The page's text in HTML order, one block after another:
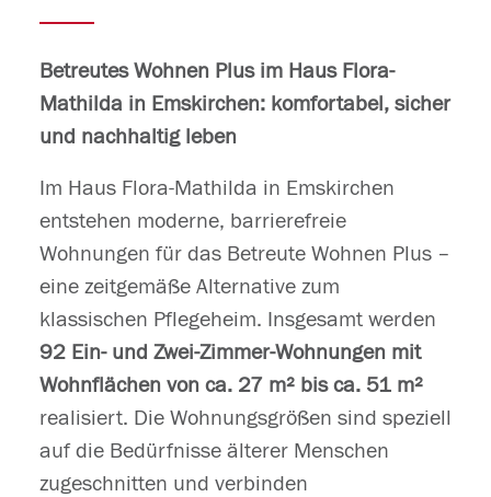
Betreutes Wohnen Plus im Haus Flora-
Mathilda in Emskirchen: komfortabel, sicher
und nachhaltig leben
Im Haus Flora-Mathilda in Emskirchen
entstehen moderne, barrierefreie
Wohnungen für das Betreute Wohnen Plus –
eine zeitgemäße Alternative zum
klassischen Pflegeheim. Insgesamt werden
92 Ein- und Zwei-Zimmer-Wohnungen mit
Wohnflächen von ca. 27 m² bis ca. 51 m²
realisiert. Die Wohnungsgrößen sind speziell
auf die Bedürfnisse älterer Menschen
zugeschnitten und verbinden